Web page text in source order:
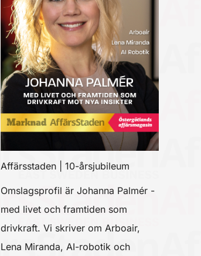
Affärsstaden | 10-årsjubileum
Omslagsprofil är Johanna Palmér -
med livet och framtiden som
drivkraft. Vi skriver om Arboair,
Lena Miranda, AI-robotik och